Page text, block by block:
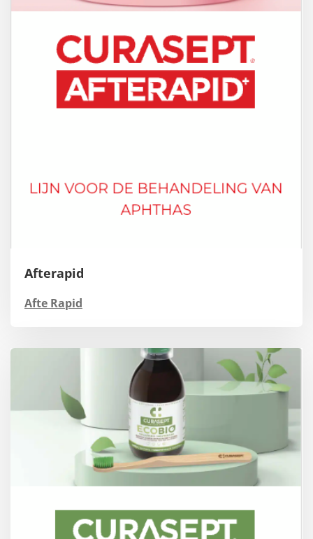
Afterapid
Afte Rapid